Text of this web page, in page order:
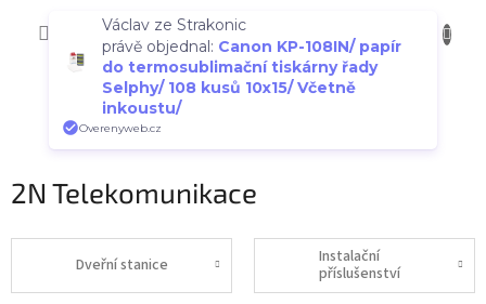
CZK
2N Telekomunikace
Dveřní stanice
Instalační
příslušenství
Václav ze Strakonic
právě objednal: Canon KP-108IN/ papír
do termosublimační tiskárny řady
Selphy/ 108 kusů 10x15/ Včetně
inkoustu/
Overenyweb.cz